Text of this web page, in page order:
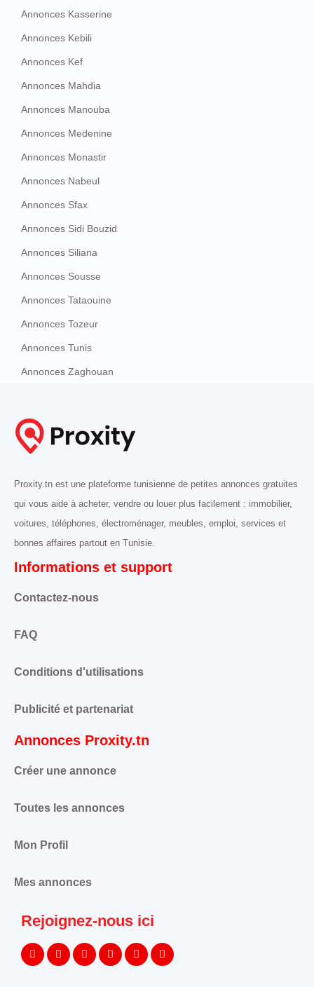
Annonces Kasserine
Annonces Kebili
Annonces Kef
Annonces Mahdia
Annonces Manouba
Annonces Medenine
Annonces Monastir
Annonces Nabeul
Annonces Sfax
Annonces Sidi Bouzid
Annonces Siliana
Annonces Sousse
Annonces Tataouine
Annonces Tozeur
Annonces Tunis
Annonces Zaghouan
Proxity.tn est une plateforme tunisienne de petites annonces gratuites
qui vous aide à acheter, vendre ou louer plus facilement : immobilier,
voitures, téléphones, électroménager, meubles, emploi, services et
bonnes affaires partout en Tunisie.
Informations et support
Contactez-nous
FAQ
Conditions d'utilisations
Publicité et partenariat
Annonces Proxity.tn
Créer une annonce
Toutes les annonces
Mon Profil
Mes annonces
Rejoignez-nous ici